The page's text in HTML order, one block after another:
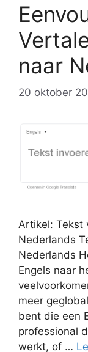
naar
20 oktober
Artikel: Tekst
Nederlands
Nederlands
Engels naar
meer
bent die een
professional
werkt, of …